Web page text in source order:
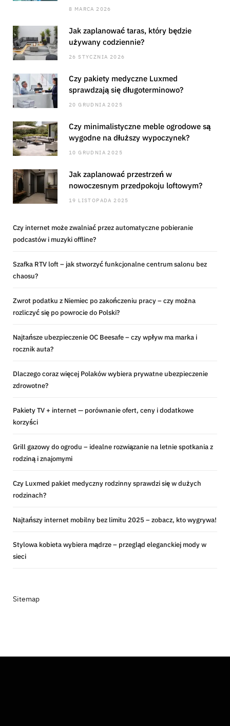
8 MARCA 2026
Jak zaplanować taras, który będzie
używany codziennie?
26 STYCZNIA 2026
Czy pakiety medyczne Luxmed
sprawdzają się długoterminowo?
20 GRUDNIA 2025
Czy minimalistyczne meble ogrodowe są
wygodne na dłuższy wypoczynek?
10 GRUDNIA 2025
Jak zaplanować przestrzeń w
nowoczesnym przedpokoju loftowym?
19 LISTOPADA 2025
Czy internet może zwalniać przez automatyczne pobieranie
podcastów i muzyki offline?
Szafka RTV loft – jak stworzyć funkcjonalne centrum salonu bez
chaosu?
Zwrot podatku z Niemiec po zakończeniu pracy – czy można
rozliczyć się po powrocie do Polski?
Najtańsze ubezpieczenie OC Beesafe – czy wpływ ma marka i
rocznik auta?
Dlaczego coraz więcej Polaków wybiera prywatne ubezpieczenie
zdrowotne?
Pakiety TV + internet — porównanie ofert, ceny i dodatkowe
korzyści
Grill gazowy do ogrodu – idealne rozwiązanie na letnie spotkania z
rodziną i znajomymi
Czy Luxmed pakiet medyczny rodzinny sprawdzi się w dużych
rodzinach?
Najtańszy internet mobilny bez limitu 2025 – zobacz, kto wygrywa!
Stylowa kobieta wybiera mądrze – przegląd eleganckiej mody w
sieci
Sitemap